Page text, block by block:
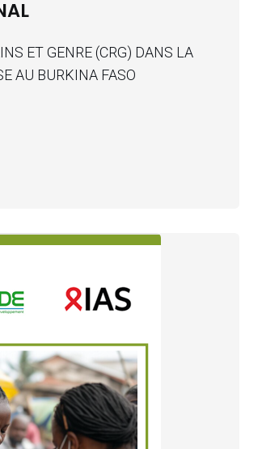
ET GENRE (CRG) DANS LA
AU BURKINA FASO